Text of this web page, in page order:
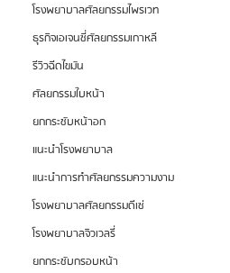
โรงพยาบาลศัลยกรรมไพรเวท
ธุรกิจเอเจนซี่ศัลยกรรมเกาหลี
รีวิวฉีดไขมัน
ศัลยกรรมใบหน้า
ยกกระชับหน้าอก
แนะนำโรงพยาบาล
แนะนำการทำศัลยกรรมความงาม
โรงพยาบาลศัลยกรรมดีเซ่
โรงพยาบาลจิวเวลรี่
ยกกระชับกรอบหน้า